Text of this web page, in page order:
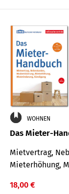
WOHNEN
Das Mieter-
Mietvertrag,
Mieterhöhung,
18,00 €